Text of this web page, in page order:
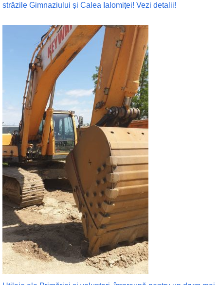
străzile Gimnaziului și Calea Ialomiței! Vezi detalii!